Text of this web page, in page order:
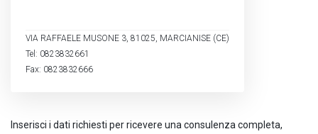
Inserisci i dati richiesti per ricevere una consulenza completa,
VIA RAFFAELE MUSONE 3, 81025, MARCIANISE (CE)
Tel: 0823832661
Fax: 0823832666